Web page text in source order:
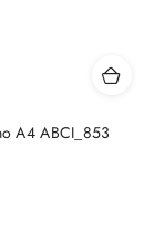
A4 ABCI_853